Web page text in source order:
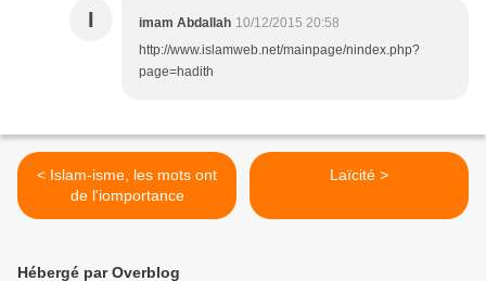
I imam Abdallah 10/12/2015 20:58
http://www.islamweb.net/mainpage/nindex.php?
page=hadith
< Islam-isme, les mots ont
de l'iomportance
Laïcité >
Hébergé par Overblog